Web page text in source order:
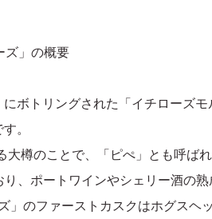
ズ」の概要
ボトリングされた「イチローズ
。
樽のことで、「ピぺ」とも呼ばれ
、ポートワインやシェリー酒の熟
」のファーストカスクはホグス